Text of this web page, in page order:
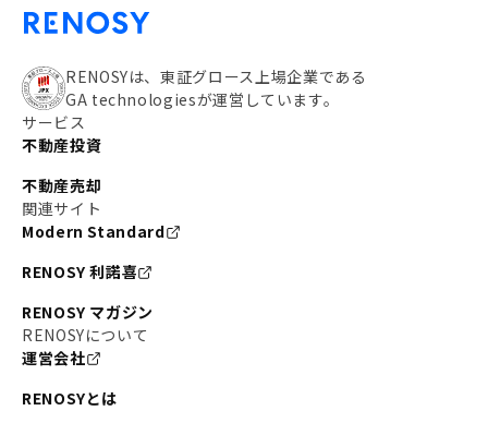
RENOSYは、東証グロース上場企業である
GA technologiesが運営しています。
サービス
不動産投資
不動産売却
関連サイト
Modern Standard
RENOSY 利諾喜
RENOSY マガジン
RENOSYについて
運営会社
RENOSYとは